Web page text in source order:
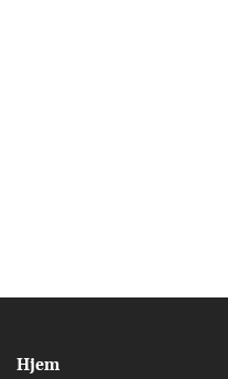
Hjem